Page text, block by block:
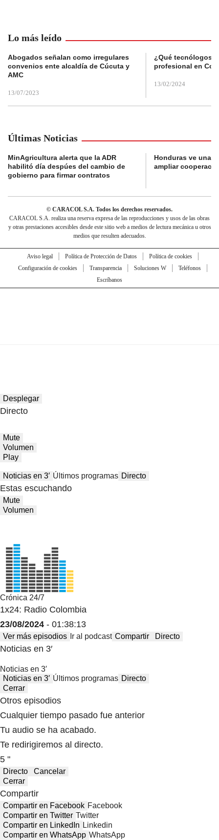
Lo más leído
Abogados señalan como irregulares
convenios ente alcaldía de Cúcuta y
AMC
13/07/2023
¿Qué tecnólogos
profesional en
13/02/2024
Últimas Noticias
MinAgricultura alerta que la ADR
habilitó día despúes del cambio de
gobierno para firmar contratos
Honduras ve una
ampliar
© CARACOL S.A. Todos los derechos reservados.
CARACOL S.A. realiza una reserva expresa de las reproducciones y usos de las obras
y otras prestaciones accesibles desde este sitio web a medios de lectura mecánica u otros
medios que resulten adecuados.
Aviso legal Política de Protección de Datos
Política de cookies
Configuración de cookies
Transparencia Soluciones W
Teléfonos
Escríbanos
Desplegar
Directo
Mute
Volumen
Play
Noticias en 3′ Últimos programas Directo
Estas escuchando
Mute
Volumen
Crónica 24/7
1x24: Radio Colombia
23/08/2024 - 01:38:13
Ver más episodios Ir al podcast Compartir Directo
Noticias en 3′
Noticias en 3′
Noticias en 3′ Últimos programas Directo
Cerrar
Otros episodios
Cualquier tiempo pasado fue anterior
Tu audio se ha acabado.
Te redirigiremos al directo.
5 "
Directo
Cancelar
Cerrar
Compartir
Compartir en Facebook Facebook
Compartir en Twitter Twitter
Compartir en LinkedIn Linkedin
Compartir en WhatsApp WhatsApp